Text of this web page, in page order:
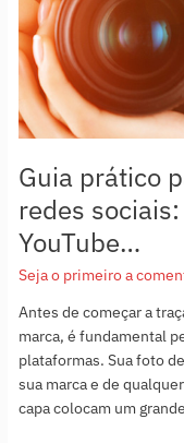
Guia prático
redes
YouTube…
Seja o primeiro a
Antes de começar a
marca, é fundamental
plataformas. Sua foto
sua marca e de
capa colocam um
das
redes
sociais:
Facebook,
Twitter,
YouTube…